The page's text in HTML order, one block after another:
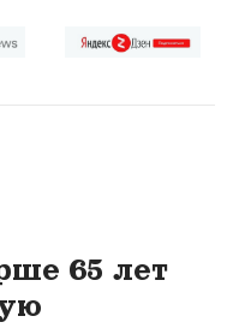
65 лет